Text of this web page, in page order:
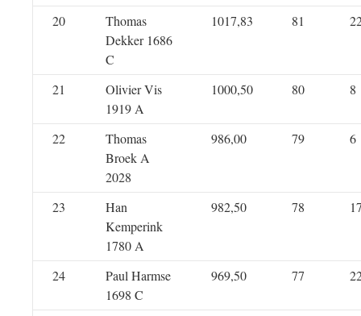
20
Thomas
Dekker 1686
C
1017,83 81
21
Olivier Vis
1919 A
1000,50 80 8
22
Thomas
Broek A
2028
986,00 79 6
23
Han
Kemperink
1780 A
982,50 78
24
Paul Harmse
1698 C
969,50 77